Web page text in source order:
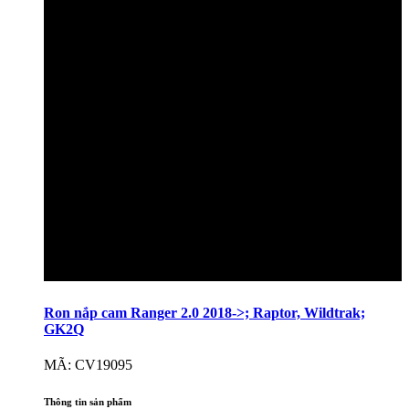
Ron nắp cam Ranger 2.0 2018->; Raptor, Wildtrak;
GK2Q
MÃ: CV19095
Thông tin sản phẩm